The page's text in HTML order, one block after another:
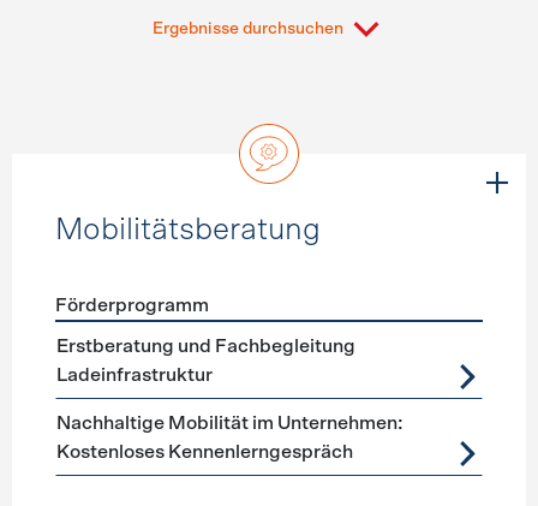
Ergebnisse durchsuchen
Mobilitätsberatung
Förderprogramme Mobilitätsberatung
Förderprogramm
Erstberatung und Fachbegleitung
Ladeinfrastruktur
Nachhaltige Mobilität im Unternehmen:
Kostenloses Kennenlerngespräch